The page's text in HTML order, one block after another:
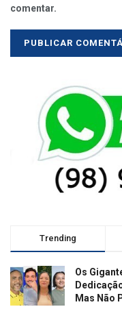
comentar.
Trending
Os
Mas Não